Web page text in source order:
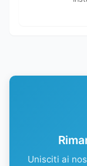
Unisciti ai